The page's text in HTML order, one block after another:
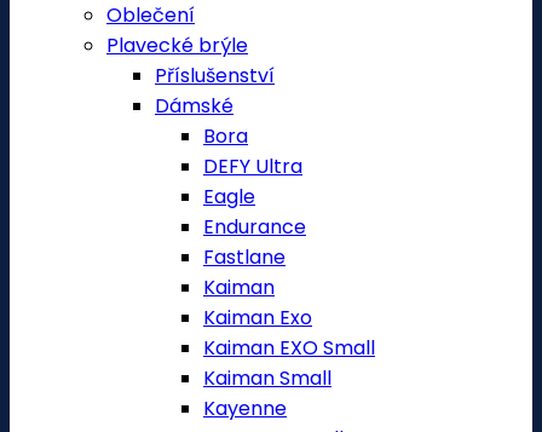
Oblečení
Plavecké brýle
Příslušenství
Dámské
Bora
DEFY Ultra
Eagle
Endurance
Fastlane
Kaiman
Kaiman Exo
Kaiman EXO Small
Kaiman Small
Kayenne